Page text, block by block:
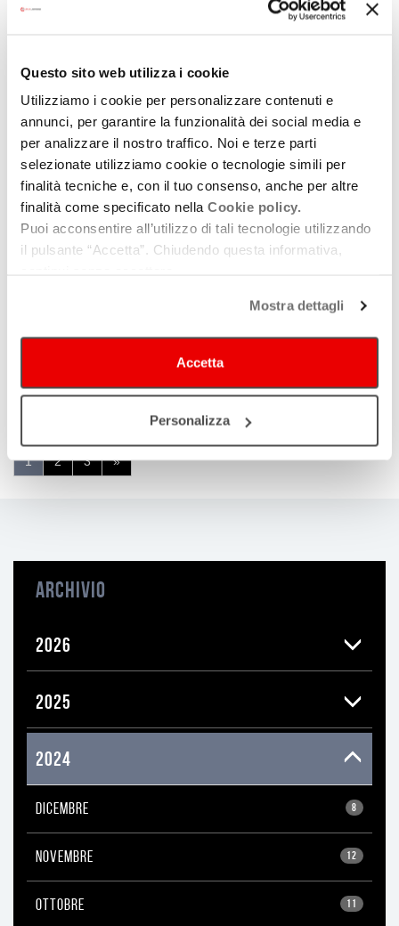
Questo sito web utilizza i cookie
Utilizziamo i cookie per personalizzare contenuti e
annunci, per garantire la funzionalità dei social media e
per analizzare il nostro traffico. Noi e terze parti
selezionate utilizziamo cookie o tecnologie simili per
finalità tecniche e, con il tuo consenso, anche per altre
finalità come specificato nella Cookie policy.
Puoi acconsentire all’utilizzo di tali tecnologie utilizzando
il pulsante “Accetta”. Chiudendo questa informativa,
Mostra dettagli
Accetta
Personalizza
romagnolo in festa da fine maggio a
Una cordata regionale riunisce 33 festival
estivi
Romagna in Fiore. Ravenna Festival
nei territori alluvionati. Intervista
Dal 10 maggio al 2 giugno quattro weekend di
musica a cielo aperto
1(pagina
corrente)
2 3 »
ARCHIVIO
2026
2025
2024
8
DICEMBRE
12
NOVEMBRE
11
OTTOBRE